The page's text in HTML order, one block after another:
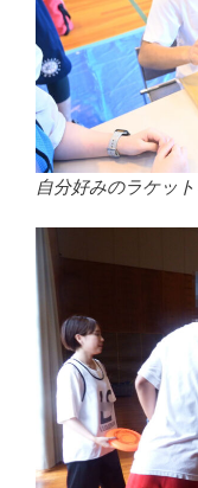
自分好みのラケッ